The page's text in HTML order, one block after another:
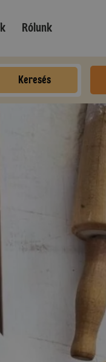
Rólunk
Keresés